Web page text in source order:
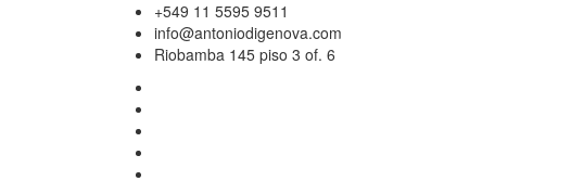
+549 11 5595 9511
info@antoniodigenova.com
Riobamba 145 piso 3 of. 6